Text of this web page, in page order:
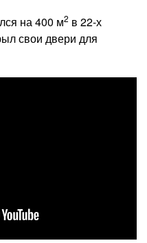
на 400 м2 в 22-х
свои двери для